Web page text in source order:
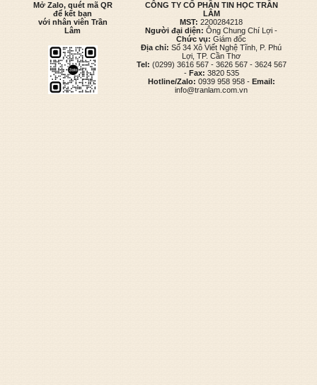
Mở Zalo, quét mã QR
để kết bạn
với nhân viên Trần
Lâm
CÔNG TY CỔ PHẦN TIN HỌC TRẦN
LÂM
MST: 2200284218
Người đại diện: Ông Chung Chí Lợi -
Chức vụ: Giám đốc
Địa chỉ: Số 34 Xô Viết Nghệ Tĩnh, P. Phú
Lợi, TP. Cần Thơ
Tel: (0299) 3616 567 - 3626 567 - 3624 567
- Fax: 3820 535
Hotline/Zalo: 0939 958 958 - Email:
info@tranlam.com.vn